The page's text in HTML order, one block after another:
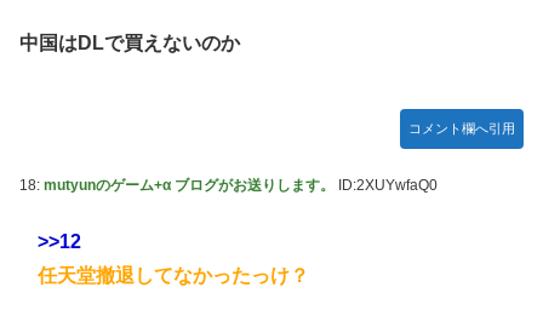
中国はDLで買えないのか
コメント欄へ引用
18: mutyunのゲーム+α ブログがお送りします。 ID:2XUYwfaQ0
>>12
任天堂撤退してなかったっけ？